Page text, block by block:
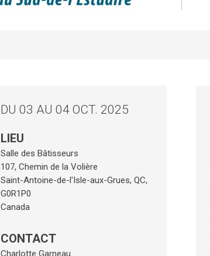
DU 03 AU 04 OCT. 2025
LIEU
Salle des Bâtisseurs
107, Chemin de la Volière
Saint-Antoine-de-l'Isle-aux-Grues, QC,
G0R1P0
Canada
CONTACT
Charlotte Garneau